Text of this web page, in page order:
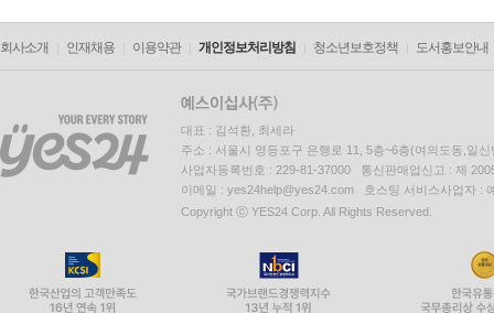
회사소개 인재채용 이용약관 개인정보처리방침 청소년보호정책 도서홍보안내
대표 : 김석환, 최세라
주소 : 서울시 영등포구 은행로 11, 5층~6층(여의도동,일신
사업자등록번호 : 229-81-37000 통신판매업신고 : 제
이메일 : yes24help@yes24.com 호스팅 서비스사업자 :
Copyright ⓒ YES24 Corp. All Rights Reserved.